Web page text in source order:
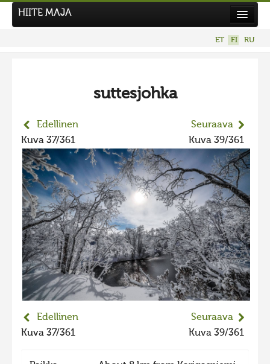
Hiite kuvavõistlus 2026
Hiisien kuvakilpailu 2025
2025 kuvakilpailu lisä
Liikuvad kuvad 2025
Hiisien kuvakilpailu 2024
2024 kuvakilpailu lisä
Liikkuvat kuvat 2024
Hiisien kuvakilpailu 2023
2023 kuvakilpailu lisä
HIITE MAJA
ET FI RU
suttesjohka
Edellinen
Kuva 37/361
Seuraava
Kuva 39/361
Edellinen
Kuva 37/361
Seuraava
Kuva 39/361